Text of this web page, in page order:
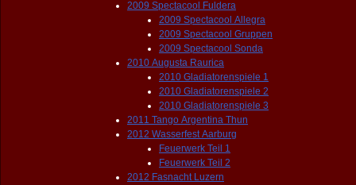
2009 Spectacool Fuldera
2009 Spectacool Allegra
2009 Spectacool Gruppen
2009 Spectacool Sonda
2010 Augusta Raurica
2010 Gladiatorenspiele 1
2010 Gladiatorenspiele 2
2010 Gladiatorenspiele 3
2011 Tango Argentina Thun
2012 Wasserfest Aarburg
Feuerwerk Teil 1
Feuerwerk Teil 2
2012 Fasnacht Luzern